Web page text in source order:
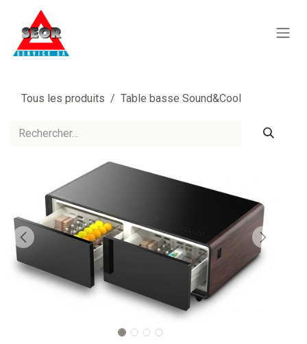
Se rendre au contenu
Tous les produits Table basse Sound&Cool